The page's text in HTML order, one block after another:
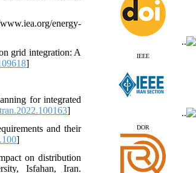
www.search.ricest.ac.ir
www.nqpc.ir
ResearchGate
Index Copernicus
www.journals.msrt.ir
IEEE
DOR
energy-
grid integration: A
]
for integrated
]
and their
]
on distribution
Isfahan, Iran.